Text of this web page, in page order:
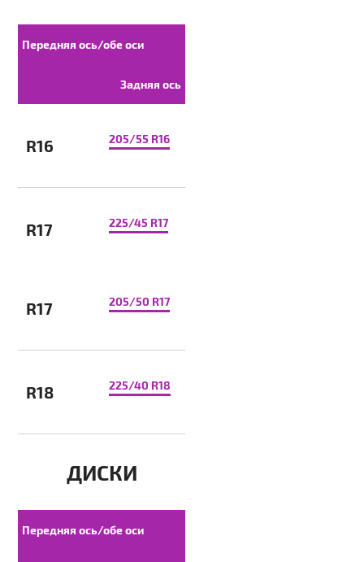
Передняя ось/обе оси
Задняя ось
R16 205/55 R16
R17 225/45 R17
R17 205/50 R17
R18 225/40 R18
ДИСКИ
Передняя ось/обе оси